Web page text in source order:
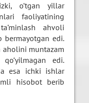
o‘tgan yillar
faoliyatining
ahvoli
bermayotgan edi.
muntazam
edi.
esa ichki ishlar
hisobot berib